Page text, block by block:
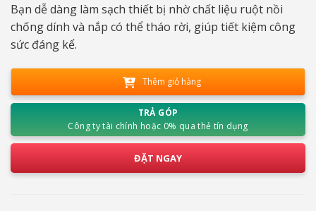
Bạn dễ dàng làm sạch thiết bị nhờ chất liệu ruột nồi
chống dính và nắp có thể tháo rời, giúp tiết kiệm công
sức đáng kể.
Thêm giỏ hàng
TRẢ GÓP
Công ty tài chính hoặc 0% qua thẻ tín dụng
ĐẶT NGAY